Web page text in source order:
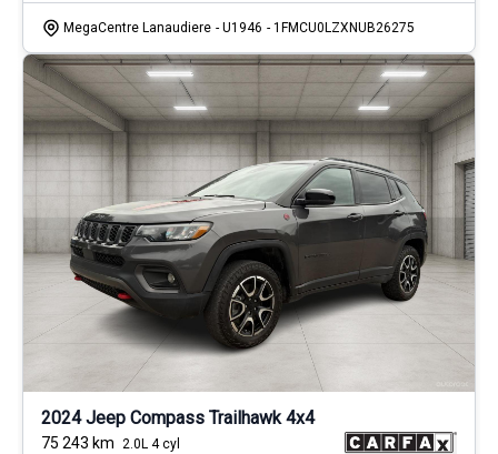
MegaCentre Lanaudiere - U1946 - 1FMCU0LZXNUB26275
2024 Jeep Compass Trailhawk 4x4
75 243 km 2.0L 4 cyl